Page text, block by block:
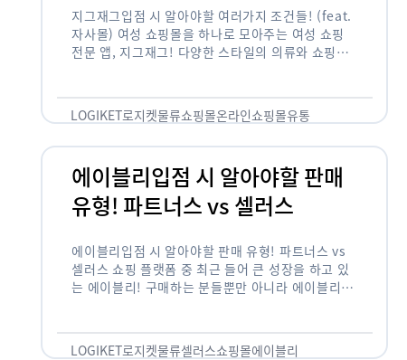
지그재그입점 시 알아야할 여러가지 조건들! (feat.
자사몰) 여성 쇼핑몰을 하나로 모아주는 여성 쇼핑
전문 앱, 지그재그! 다양한 스타일의 의류와 쇼핑몰
LOGIKET로지켓물류쇼핑몰온라인쇼핑몰유통
에이블리입점 시 알아야할 판매
유형! 파트너스 vs 셀러스
에이블리입점 시 알아야할 판매 유형! 파트너스 vs
셀러스 쇼핑 플랫폼 중 최근 들어 큰 성장을 하고 있
는 에이블리! 구매하는 분들뿐만 아니라 에이블리에
LOGIKET로지켓물류셀러스쇼핑몰에이블리